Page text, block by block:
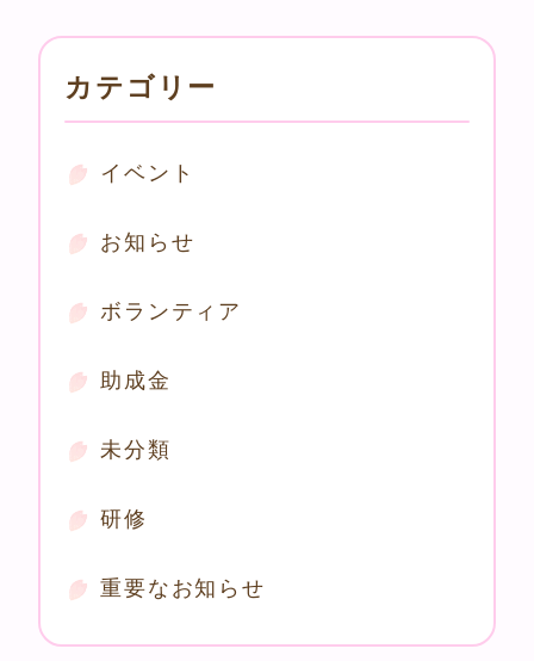
カテゴリー
イベント
お知らせ
ボランティア
助成金
未分類
研修
重要なお知らせ